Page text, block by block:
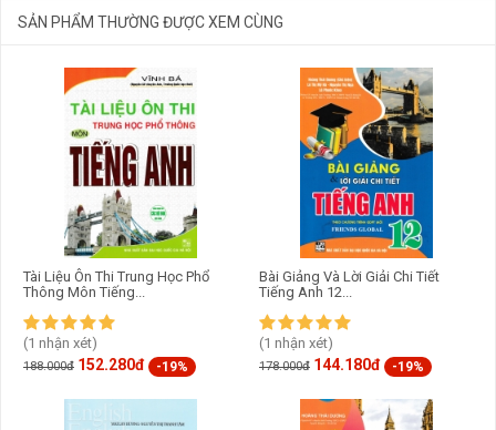
SẢN PHẨM THƯỜNG ĐƯỢC XEM CÙNG
Tài Liệu Ôn Thi Trung Học Phổ
Thông Môn Tiếng...
(1 nhận xét)
188.000đ 152.280đ -19%
Bài Giảng Và Lời Giải Chi Tiết
Tiếng Anh 12...
(1 nhận xét)
178.000đ 144.180đ -19%